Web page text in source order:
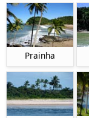
Prainha